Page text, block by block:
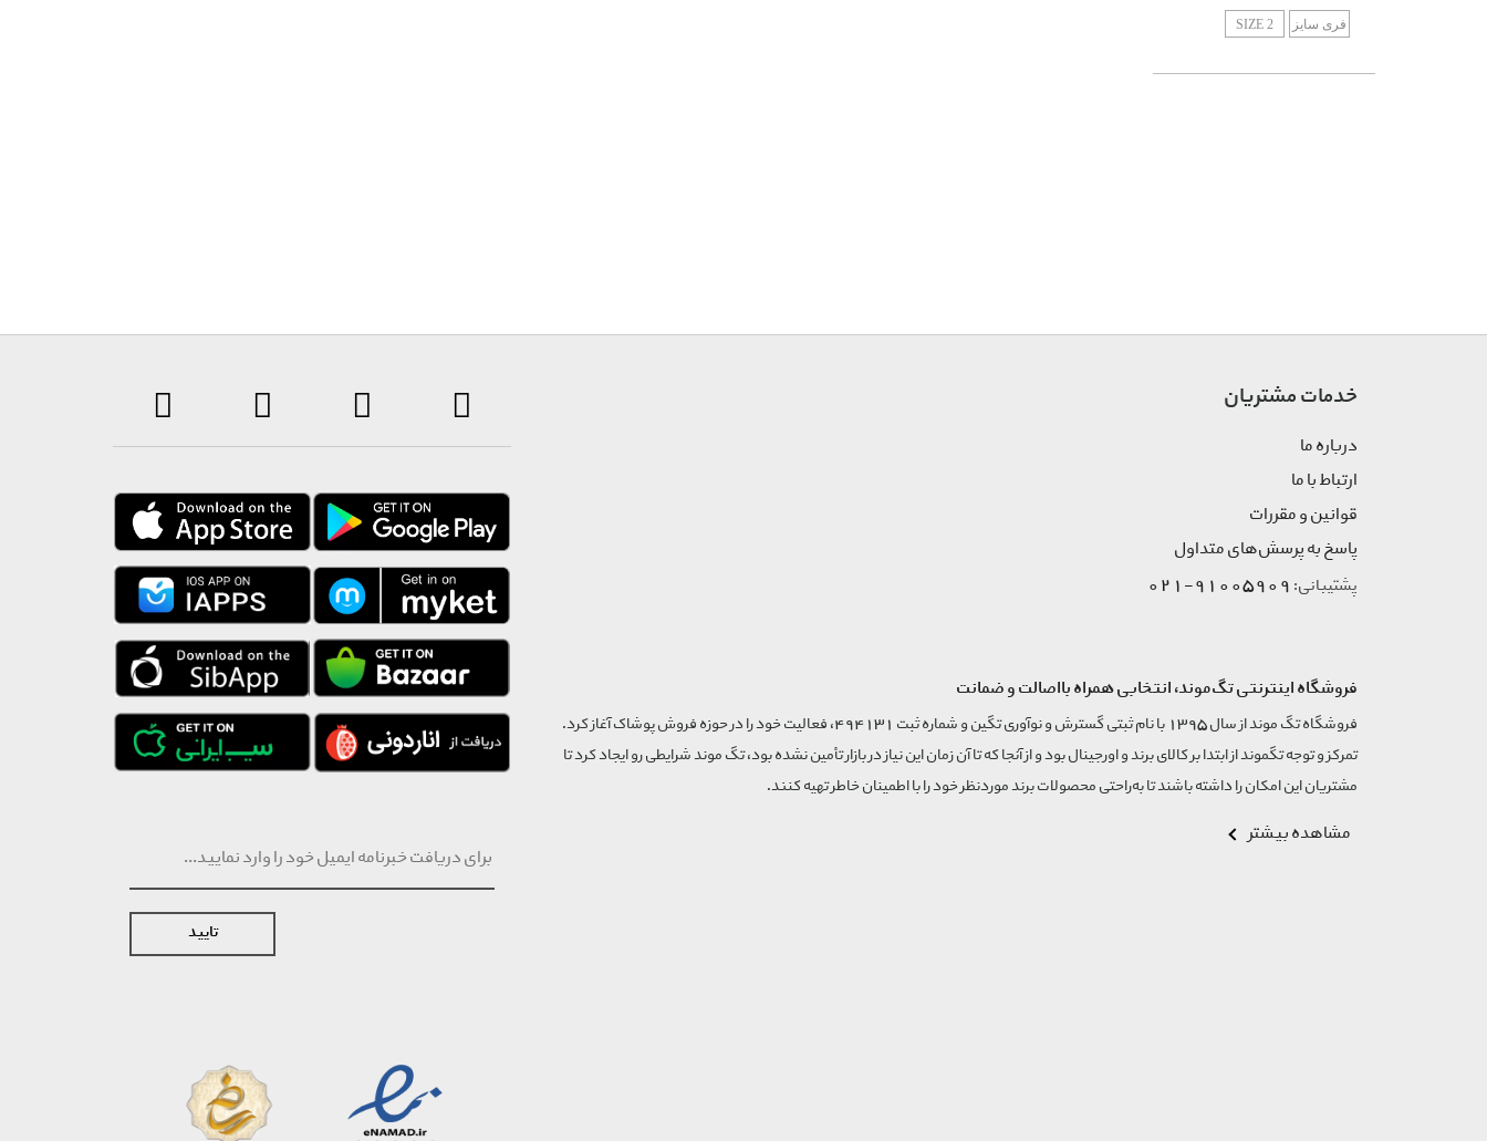
SIZE 2 فری سایز
تایید
خدمات مشتریان
درباره ما
ارتباط با ما
قوانین و مقررات
پاسخ به پرسش‌های متداول
پشتیبانی: 91005909-021
فروشگاه اینترنتی تگ‌موند، انتخابی همراه بااصالت و ضمانت
فروشگاه تگ موند از سال 1395 با نام ثبتی گسترش و نوآوری تگین و شماره ثبت 494131، فعالیت خود را در حوزه فروش پوشاک آغاز کرد.
تمرکز و توجه تگموند از ابتدا بر کالای برند و اورجینال بود و از آنجا که تا آن زمان این نیاز در بازار تأمین نشده بود، تگ موند شرایطی رو ایجاد کرد تا
مشتریان این امکان را داشته باشند تا به‌راحتی محصولات برند مورد‌نظر خود را با اطمینان خاطر تهیه کنند.
مشاهده بیشتر